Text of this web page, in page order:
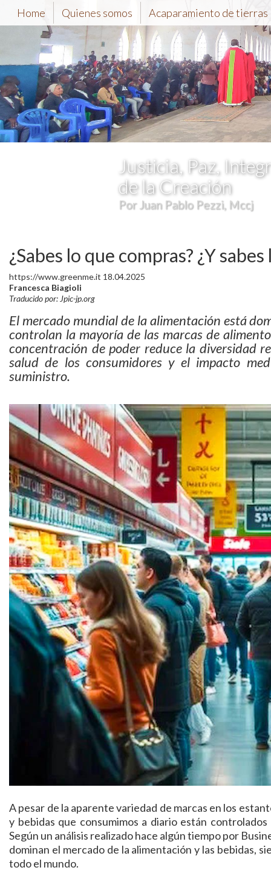
Home Quienes somos Acaparamiento de tierras
Justicia, Paz,
de la Creación
Por Juan Pablo Pezzi, Mccj
¿Sabes lo que compras? ¿Y
https://www.greenme.it 18.04.2025
Francesca Biagioli
Traducido por: Jpic-jp.org
El mercado mundial de la alimentación está
controlan la mayoría de las marcas de
concentración de poder reduce la diversidad
salud de los consumidores y el impacto
suministro.
A pesar de la aparente variedad de marcas en los
y bebidas que consumimos a diario están
Según un análisis realizado hace algún tiempo por
dominan el mercado de la alimentación y las bebidas,
todo el mundo.